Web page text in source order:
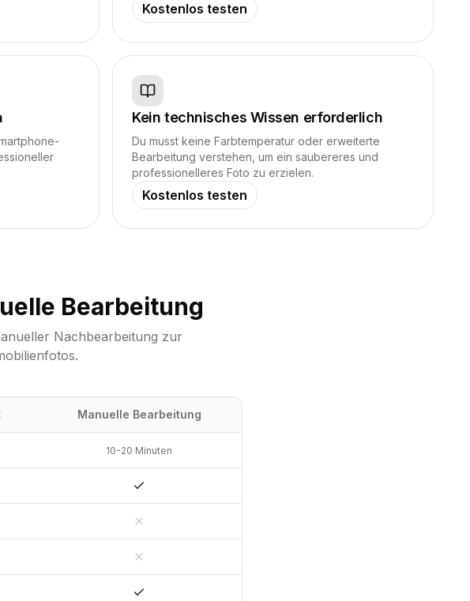
Kostenlos testen
Kein technisches Wissen erforderlich
Du musst keine Farbtemperatur oder erweiterte
Bearbeitung verstehen, um ein saubereres und
professionelleres Foto zu erzielen.
Kostenlos testen
Bearbeitung
Nachbearbeitung zur
Manuelle Bearbeitung
10-20 Minuten